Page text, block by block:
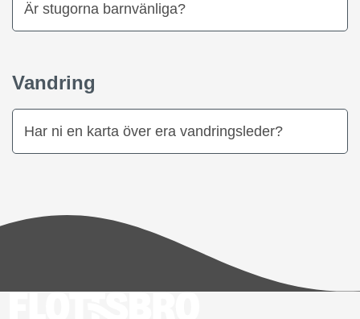
Är stugorna barnvänliga?
Vandring
Har ni en karta över era vandringsleder?